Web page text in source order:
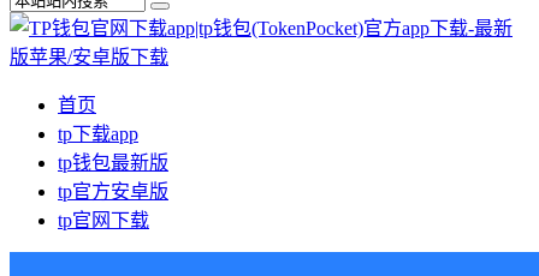
首页
tp下载app
tp钱包最新版
tp官方安卓版
tp官网下载